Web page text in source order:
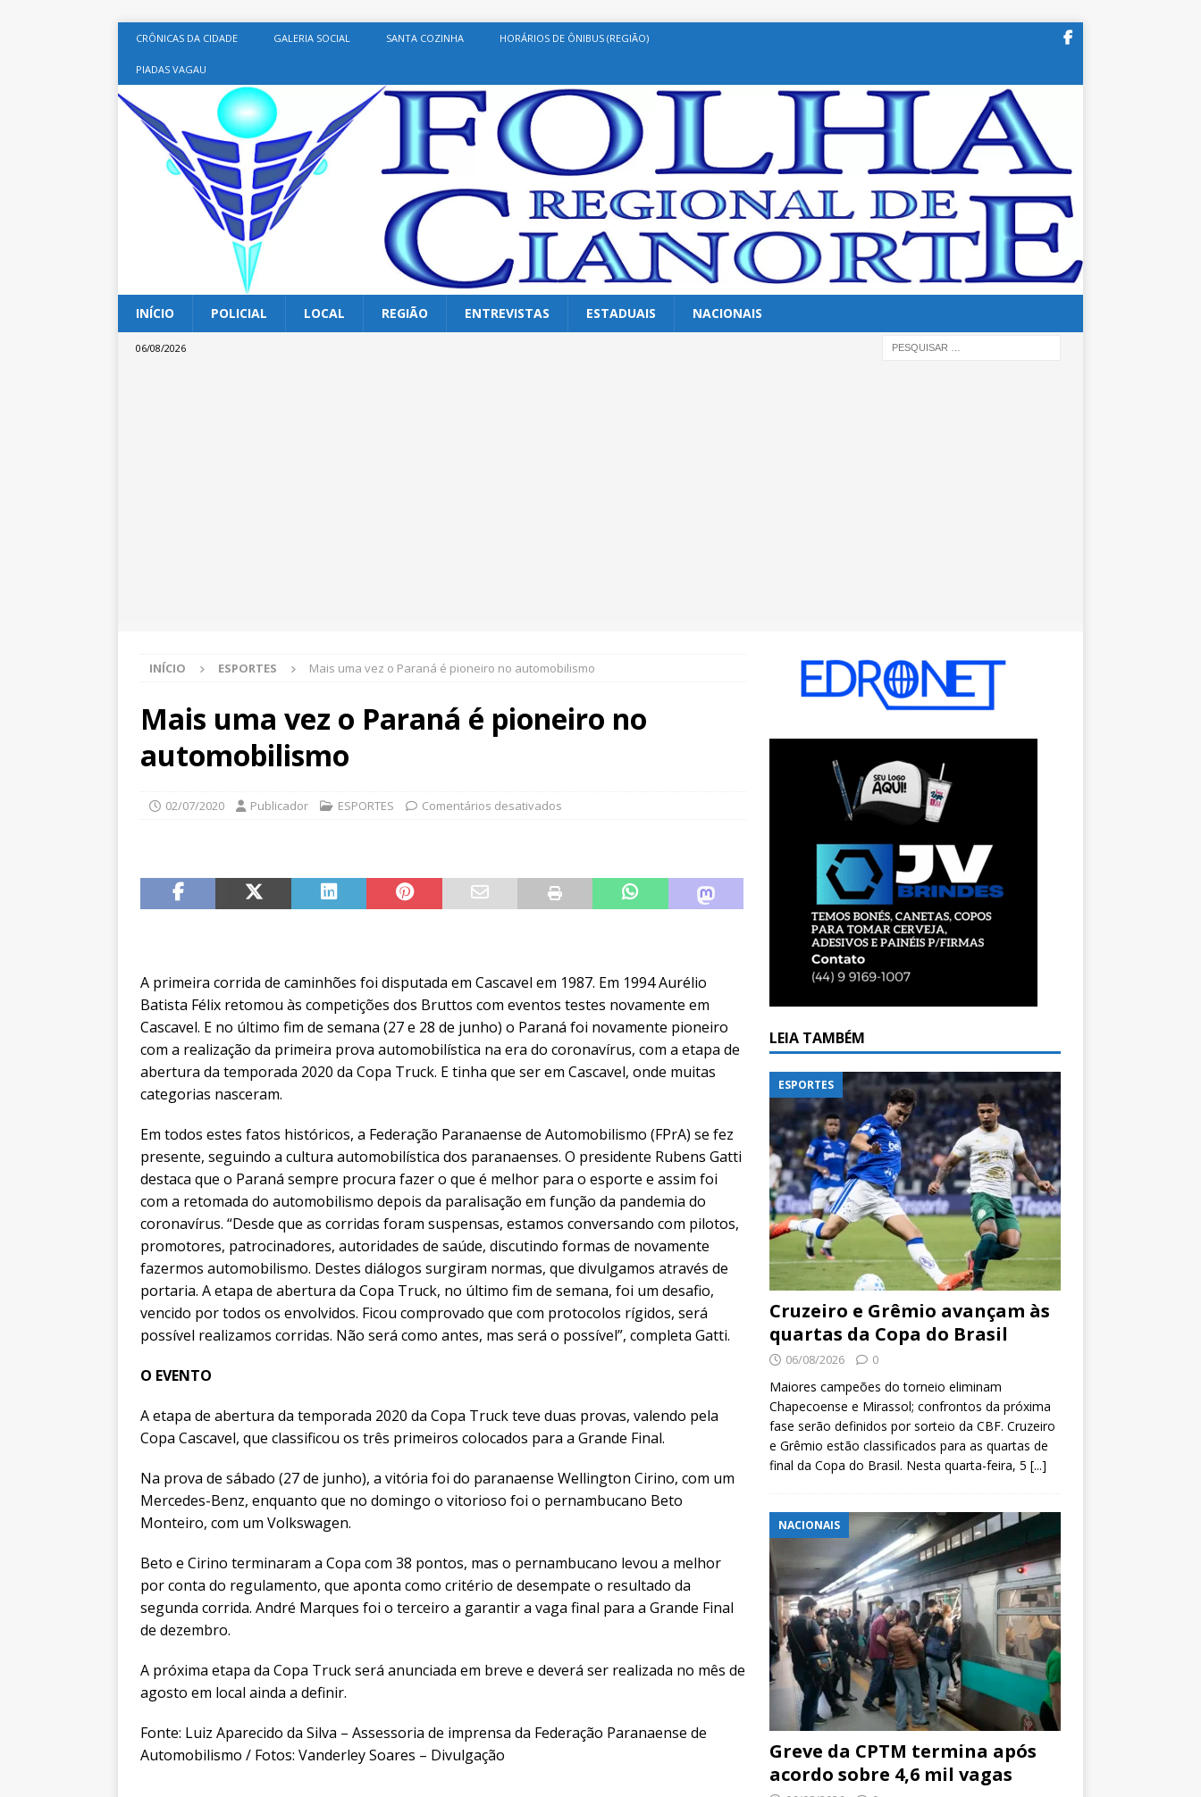
CRÔNICAS DA CIDADE GALERIA SOCIAL SANTA COZINHA HORÁRIOS DE ÔNIBUS (REGIÃO)
PIADAS VAGAU
INÍCIO POLICIAL LOCAL REGIÃO ENTREVISTAS ESTADUAIS NACIONAIS
06/08/2026
INÍCIO ESPORTES Mais uma vez o Paraná é pioneiro no automobilismo
Mais uma vez o Paraná é pioneiro no
automobilismo
02/07/2020 Publicador ESPORTES Comentários desativados
A primeira corrida de caminhões foi disputada em Cascavel em 1987. Em 1994 Aurélio
Batista Félix retomou às competições dos Bruttos com eventos testes novamente em
Cascavel. E no último fim de semana (27 e 28 de junho) o Paraná foi novamente pioneiro
com a realização da primeira prova automobilística na era do coronavírus, com a etapa de
abertura da temporada 2020 da Copa Truck. E tinha que ser em Cascavel, onde muitas
categorias nasceram.
Em todos estes fatos históricos, a Federação Paranaense de Automobilismo (FPrA) se fez
presente, seguindo a cultura automobilística dos paranaenses. O presidente Rubens Gatti
destaca que o Paraná sempre procura fazer o que é melhor para o esporte e assim foi
com a retomada do automobilismo depois da paralisação em função da pandemia do
coronavírus. “Desde que as corridas foram suspensas, estamos conversando com pilotos,
promotores, patrocinadores, autoridades de saúde, discutindo formas de novamente
fazermos automobilismo. Destes diálogos surgiram normas, que divulgamos através de
portaria. A etapa de abertura da Copa Truck, no último fim de semana, foi um desafio,
vencido por todos os envolvidos. Ficou comprovado que com protocolos rígidos, será
possível realizamos corridas. Não será como antes, mas será o possível”, completa Gatti.
O EVENTO
A etapa de abertura da temporada 2020 da Copa Truck teve duas provas, valendo pela
Copa Cascavel, que classificou os três primeiros colocados para a Grande Final.
Na prova de sábado (27 de junho), a vitória foi do paranaense Wellington Cirino, com um
Mercedes-Benz, enquanto que no domingo o vitorioso foi o pernambucano Beto
Monteiro, com um Volkswagen.
Beto e Cirino terminaram a Copa com 38 pontos, mas o pernambucano levou a melhor
por conta do regulamento, que aponta como critério de desempate o resultado da
segunda corrida. André Marques foi o terceiro a garantir a vaga final para a Grande Final
de dezembro.
A próxima etapa da Copa Truck será anunciada em breve e deverá ser realizada no mês de
agosto em local ainda a definir.
Fonte: Luiz Aparecido da Silva – Assessoria de imprensa da Federação Paranaense de
Automobilismo / Fotos: Vanderley Soares – Divulgação
LEIA TAMBÉM
ESPORTES
Cruzeiro e Grêmio avançam às
quartas da Copa do Brasil
06/08/2026 0
Maiores campeões do torneio eliminam
Chapecoense e Mirassol; confrontos da próxima
fase serão definidos por sorteio da CBF. Cruzeiro
e Grêmio estão classificados para as quartas de
final da Copa do Brasil. Nesta quarta-feira, 5 [...]
NACIONAIS
Greve da CPTM termina após
acordo sobre 4,6 mil vagas